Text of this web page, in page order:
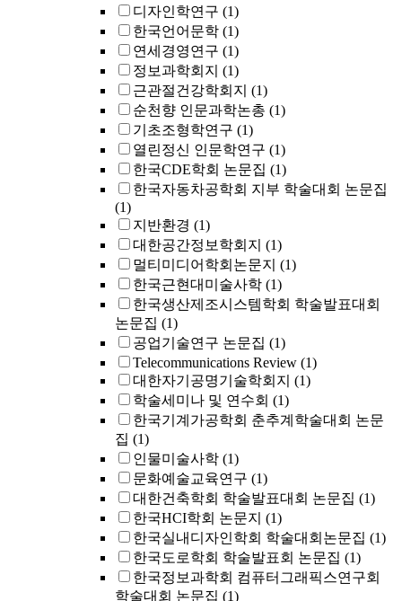
디자인학연구 (1)
한국언어문학 (1)
연세경영연구 (1)
정보과학회지 (1)
근관절건강학회지 (1)
순천향 인문과학논총 (1)
기초조형학연구 (1)
열린정신 인문학연구 (1)
한국CDE학회 논문집 (1)
한국자동차공학회 지부 학술대회 논문집
(1)
지반환경 (1)
대한공간정보학회지 (1)
멀티미디어학회논문지 (1)
한국근현대미술사학 (1)
한국생산제조시스템학회 학술발표대회
논문집 (1)
공업기술연구 논문집 (1)
Telecommunications Review (1)
대한자기공명기술학회지 (1)
학술세미나 및 연수회 (1)
한국기계가공학회 춘추계학술대회 논문
집 (1)
인물미술사학 (1)
문화예술교육연구 (1)
대한건축학회 학술발표대회 논문집 (1)
한국HCI학회 논문지 (1)
한국실내디자인학회 학술대회논문집 (1)
한국도로학회 학술발표회 논문집 (1)
한국정보과학회 컴퓨터그래픽스연구회
학술대회 논문집 (1)